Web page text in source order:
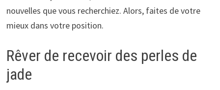
nouvelles que vous recherchiez. Alors, faites de votre
mieux dans votre position.
Rêver de recevoir des perles de
jade